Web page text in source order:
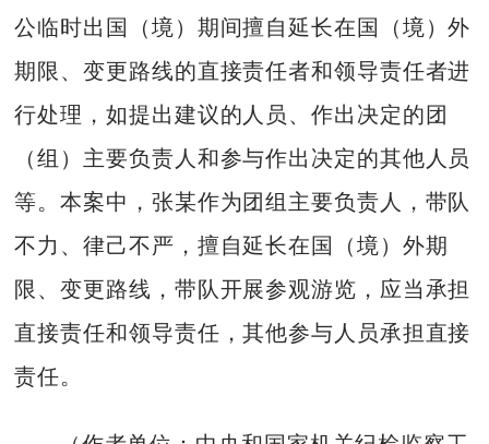
公临时出国（境）期间擅自延长在国（境）外
期限、变更路线的直接责任者和领导责任者进
行处理，如提出建议的人员、作出决定的团
（组）主要负责人和参与作出决定的其他人员
等。本案中，张某作为团组主要负责人，带队
不力、律己不严，擅自延长在国（境）外期
限、变更路线，带队开展参观游览，应当承担
直接责任和领导责任，其他参与人员承担直接
责任。